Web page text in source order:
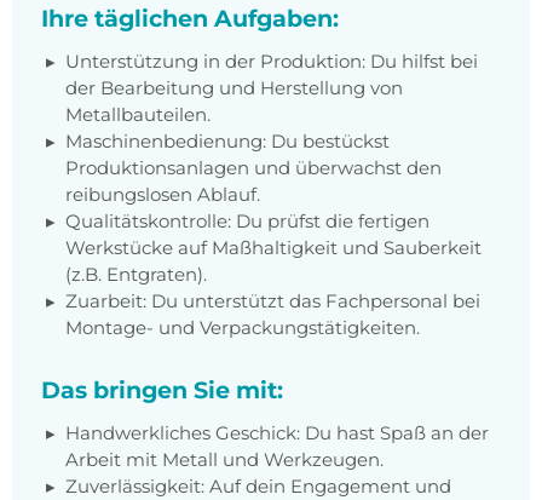
Ihre täglichen Aufgaben:
Unterstützung in der Produktion: Du hilfst bei
der Bearbeitung und Herstellung von
Metallbauteilen.
Maschinenbedienung: Du bestückst
Produktionsanlagen und überwachst den
reibungslosen Ablauf.
Qualitätskontrolle: Du prüfst die fertigen
Werkstücke auf Maßhaltigkeit und Sauberkeit
(z.B. Entgraten).
Zuarbeit: Du unterstützt das Fachpersonal bei
Montage- und Verpackungstätigkeiten.
Das bringen Sie mit:
Handwerkliches Geschick: Du hast Spaß an der
Arbeit mit Metall und Werkzeugen.
Zuverlässigkeit: Auf dein Engagement und